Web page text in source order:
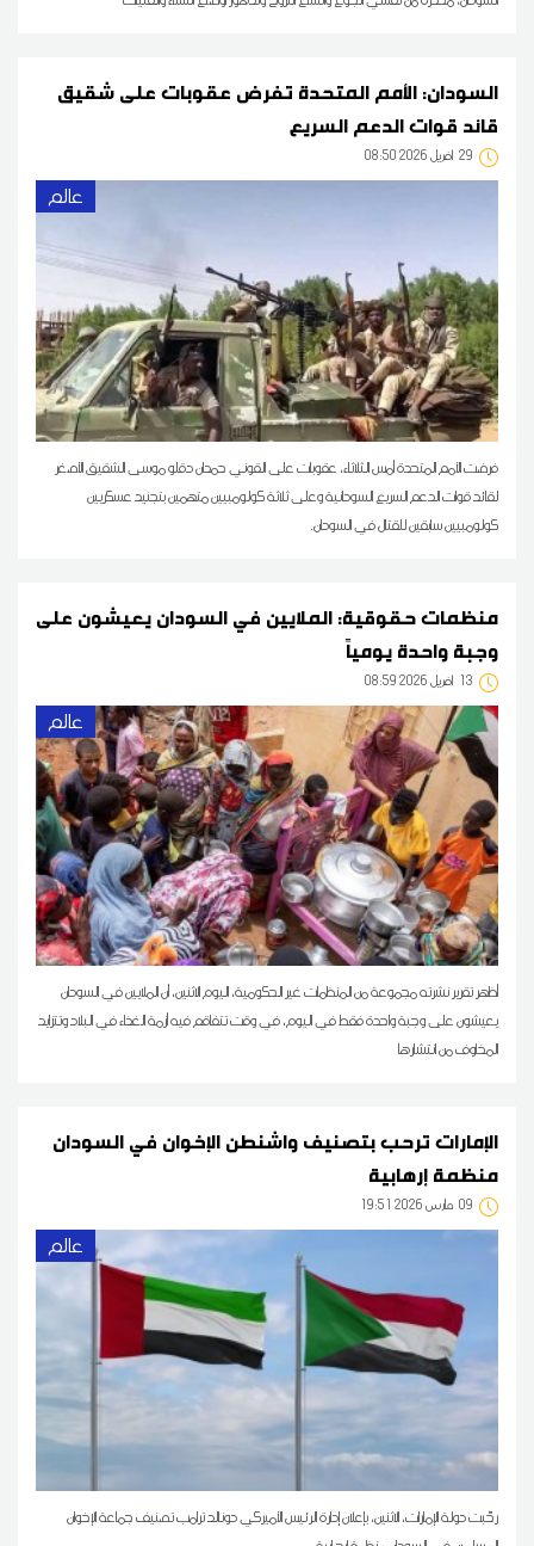
السودان: الأمم المتحدة تفرض عقوبات على شقيق
قائد قوات الدعم السريع
29 08:50 2026 أفريل
عالم
فرضت الأمم المتحدة أمس الثلاثاء، عقوبات على القوني حمدان دقلو موسى الشقيق الأصغر
لقائد قوات الدعم السريع السودانية وعلى ثلاثة كولومبيين متهمين بتجنيد عسكريين
كولومبيين سابقين للقتال في السودان.
منظمات حقوقية: الملايين في السودان يعيشون على
وجبة واحدة يومياً
13 08:59 2026 أفريل
عالم
أظهر تقرير نشرته مجموعة من المنظمات غير الحكومية، اليوم الاثنين، أن الملايين في السودان
يعيشون على وجبة واحدة فقط في اليوم، في وقت تتفاقم فيه أزمة الغذاء في البلاد وتتزايد
المخاوف من انتشارها
الإمارات ترحب بتصنيف واشنطن الإخوان في السودان
منظمة إرهابية
09 19:51 2026 مارس
عالم
رحّبت دولة الإمارات، الاثنين، بإعلان إدارة الرئيس الأميركي دونالد ترامب تصنيف جماعة الإخوان